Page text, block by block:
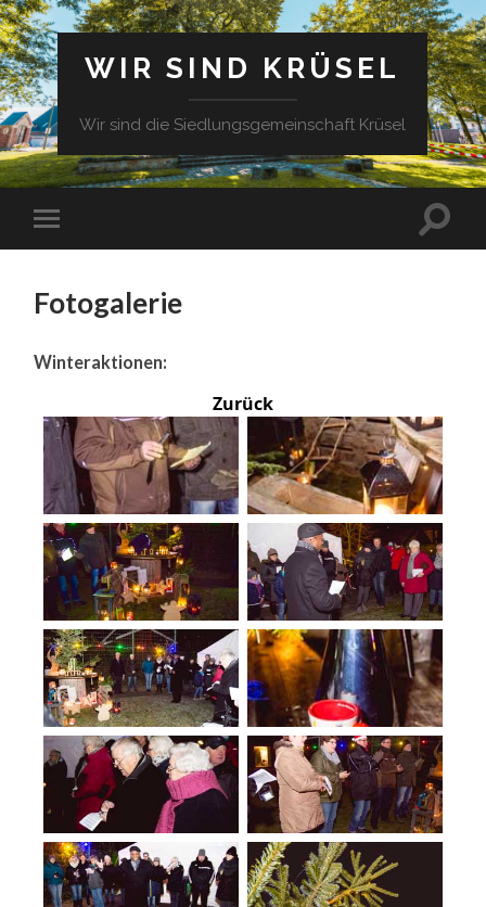
WIR SIND KRÜSEL
Wir sind die Siedlungsgemeinschaft Krüsel
Fotogalerie
Winteraktionen:
Zurück